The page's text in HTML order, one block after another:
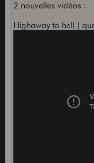
2 nouvelles vidéos :
Highaway to hell (